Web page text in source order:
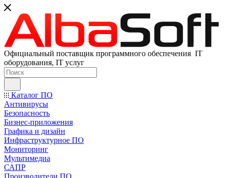
Официальный поставщик программного обеспечения IT
оборудования, IT услуг
Каталог ПО
Антивирусы
Безопасность
Бизнес-приложения
Графика и дизайн
Инфраструктурное ПО
Мониторинг
Мультимедиа
САПР
Производители ПО